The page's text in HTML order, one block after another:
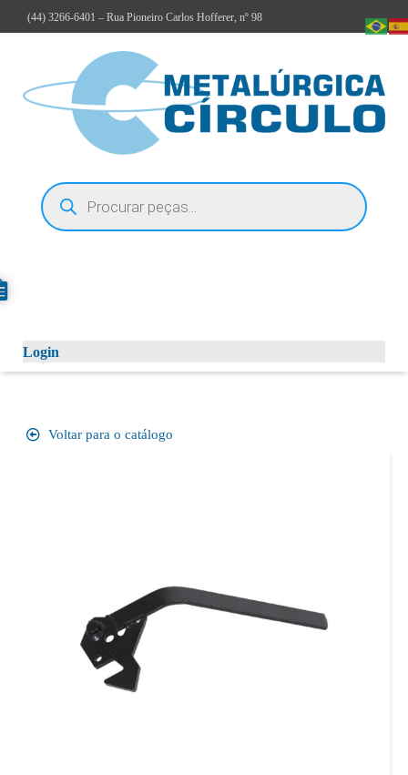
(44) 3266-6401 – Rua Pioneiro Carlos Hofferer, nº 98
Login
Voltar para o catálogo